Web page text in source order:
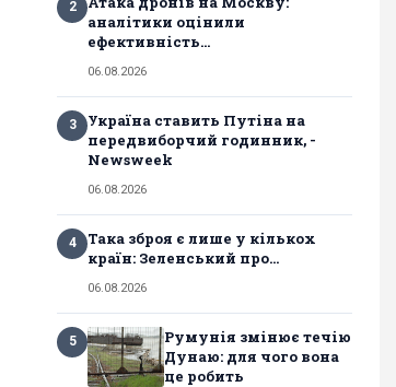
2
аналітики оцінили
ефективність...
06.08.2026
3
Україна ставить Путіна на
передвиборчий годинник, -
Newsweek
06.08.2026
4
Така зброя є лише у кількох
країн: Зеленський про...
06.08.2026
5
Румунія змінює течію
Дунаю: для чого вона
це робить